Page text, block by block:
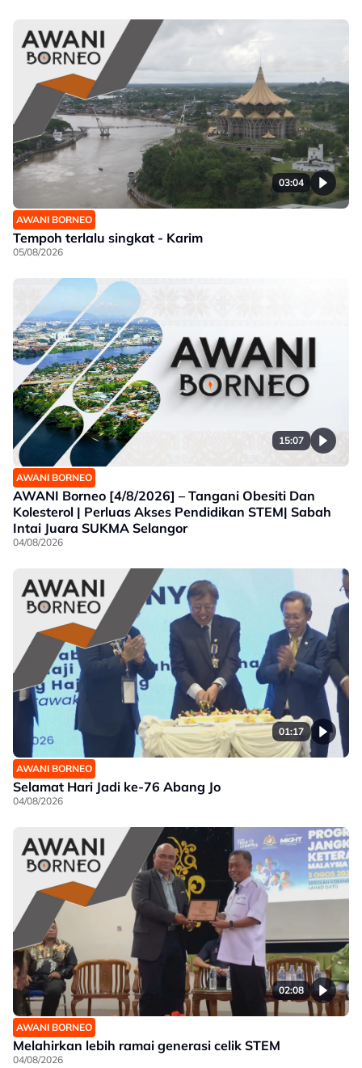
03:04
AWANI BORNEO
Tempoh terlalu singkat - Karim
05/08/2026
15:07
AWANI BORNEO
AWANI Borneo [4/8/2026] – Tangani Obesiti Dan
Kolesterol | Perluas Akses Pendidikan STEM| Sabah
Intai Juara SUKMA Selangor
04/08/2026
01:17
AWANI BORNEO
Selamat Hari Jadi ke-76 Abang Jo
04/08/2026
02:08
AWANI BORNEO
Melahirkan lebih ramai generasi celik STEM
04/08/2026